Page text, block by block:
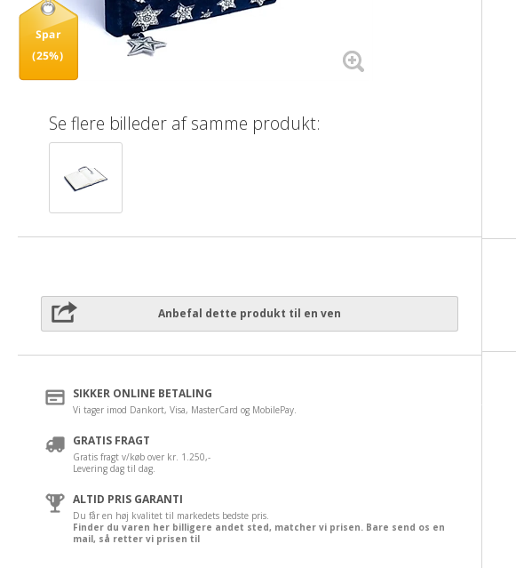
Spar
(25%)
Se flere billeder af samme produkt:
Anbefal dette produkt til en ven
SIKKER ONLINE BETALING
Vi tager imod Dankort, Visa, MasterCard og MobilePay.
GRATIS FRAGT
Gratis fragt v/køb over kr. 1.250,-
Levering dag til dag.
ALTID PRIS GARANTI
Du får en høj kvalitet til markedets bedste pris.
Finder du varen her billigere andet sted, matcher vi prisen. Bare send os en
mail, så retter vi prisen til